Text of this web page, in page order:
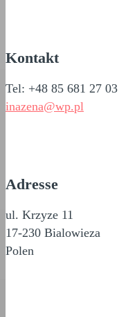
Kontakt
Tel: +48 85 681 27 03
inazena@wp.pl
Adresse
ul. Krzyze 11
17-230 Bialowieza
Polen